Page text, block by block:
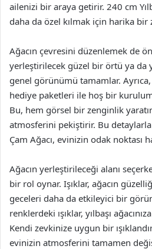
ailenizi bir araya getirir. 240 cm
daha da özel kılmak için harika bir
Ağacın çevresini düzenlemek de
yerleştirilecek güzel bir örtü ya da
genel görünümü tamamlar.
hediye paketleri ile hoş bir
Bu, hem görsel bir zenginlik yaratır
atmosferini pekiştirir. Bu detaylarla
Çam Ağacı, evinizin odak noktası
Ağacın yerleştirileceği alanı
bir rol oynar. Işıklar, ağacın
geceleri daha da etkileyici bir
renklerdeki ışıklar, yılbaşı
Kendi zevkinize uygun bir
evinizin atmosferini tamamen